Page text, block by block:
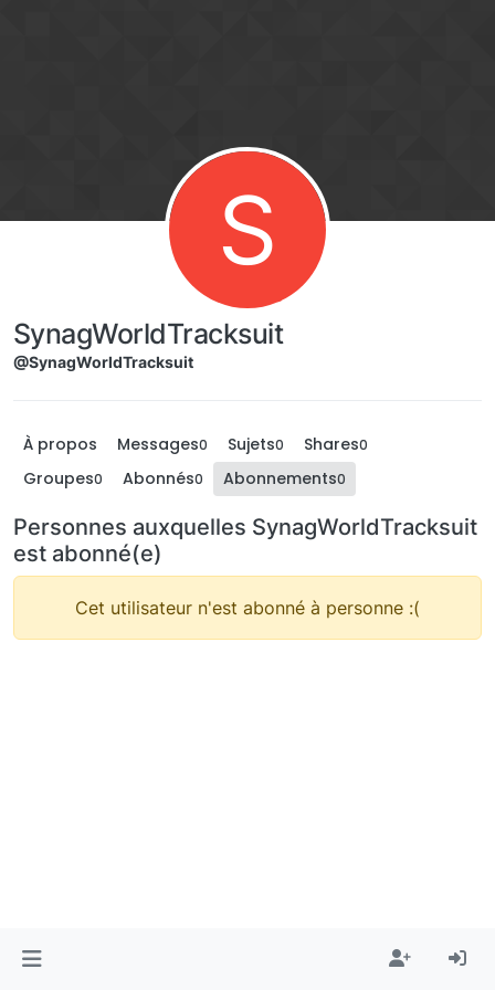
S
SynagWorldTracksuit
@SynagWorldTracksuit
À propos Messages0 Sujets0 Shares0
Groupes0 Abonnés0 Abonnements0
Personnes auxquelles SynagWorldTracksuit
est abonné(e)
Cet utilisateur n'est abonné à personne :(